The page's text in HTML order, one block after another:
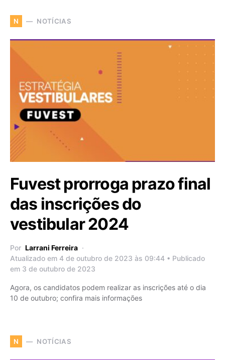
N NOTÍCIAS
Fuvest prorroga prazo final
das inscrições do
vestibular 2024
Por Larrani Ferreira
Atualizado em 4 de outubro de 2023 às 09:44 • Publicado
em 3 de outubro de 2023
Agora, os candidatos podem realizar as inscrições até o dia
10 de outubro; confira mais informações
N NOTÍCIAS